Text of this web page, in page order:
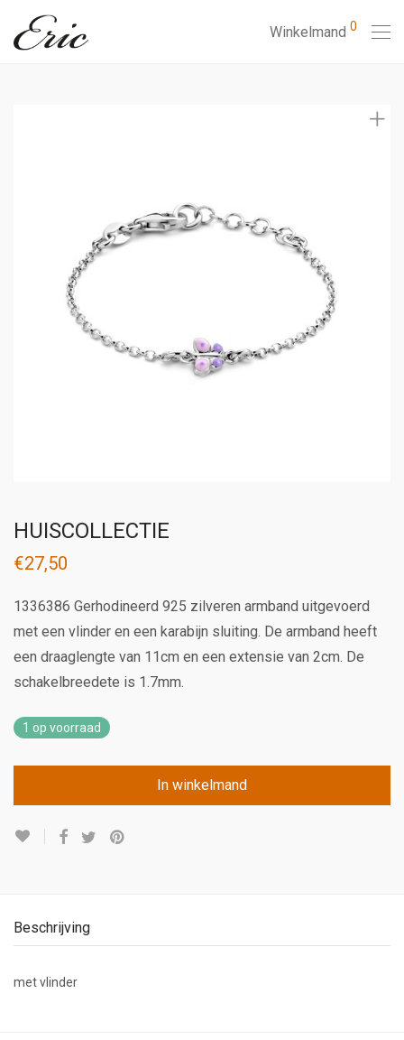
Winkelmand 0
HUISCOLLECTIE
€27,50
1336386 Gerhodineerd 925 zilveren armband uitgevoerd
met een vlinder en een karabijn sluiting. De armband heeft
een draaglengte van 11cm en een extensie van 2cm. De
schakelbreedete is 1.7mm.
1 op voorraad
In winkelmand
Beschrijving
met vlinder